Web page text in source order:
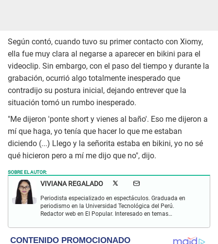
Según contó, cuando tuvo su primer contacto con Xiomy,
ella fue muy clara al negarse a aparecer en bikini para el
videoclip. Sin embargo, con el paso del tiempo y durante la
grabación, ocurrió algo totalmente inesperado que
contradijo su postura inicial, dejando entrever que la
situación tomó un rumbo inesperado.
"Me dijeron 'ponte short y vienes al baño'. Eso me dijeron a
mí que haga, yo tenía que hacer lo que me estaban
diciendo (...) Llego y la señorita estaba en bikini, yo no sé
qué hicieron pero a mí me dijo que no", dijo.
SOBRE EL AUTOR:
VIVIANA REGALADO
Periodista especializado en espectáculos. Graduada en
periodismo en la Universidad Tecnológica del Perú.
Redactor web en El Popular. Interesado en temas
y crónicas.